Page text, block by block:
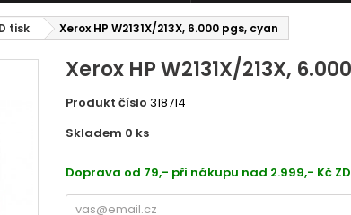
tisk Xerox HP W2131X/213X, 6.000 pgs, cyan
Xerox HP W2131X/213X,
Produkt číslo 318714
Skladem 0 ks
Doprava od 79,- při nákupu nad 2.999,- Kč